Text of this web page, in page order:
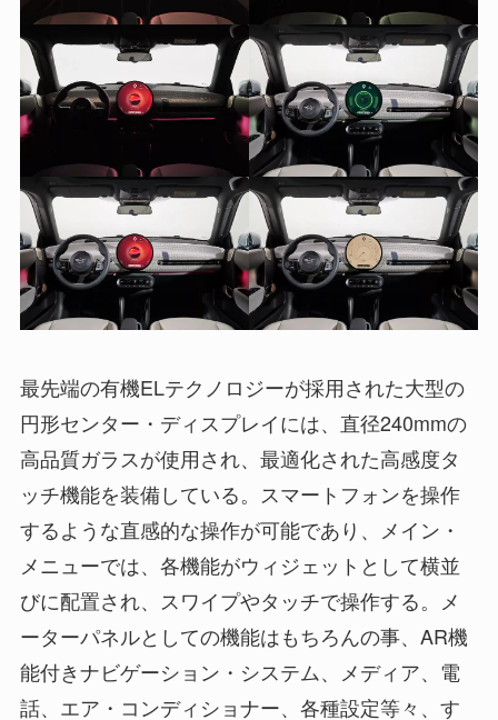
最先端の有機ELテクノロジーが採用された大型の
円形センター・ディスプレイには、直径240mmの
高品質ガラスが使用され、最適化された高感度タ
ッチ機能を装備している。スマートフォンを操作
するような直感的な操作が可能であり、メイン・
メニューでは、各機能がウィジェットとして横並
びに配置され、スワイプやタッチで操作する。メ
ーターパネルとしての機能はもちろんの事、AR機
能付きナビゲーション・システム、メディア、電
話、エア・コンディショナー、各種設定等々、す